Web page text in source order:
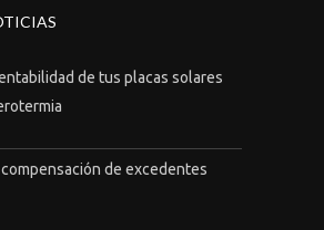
de tus placas solares
de excedentes